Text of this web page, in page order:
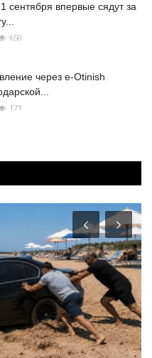
сентября впервые сядут за
650
через e-Otinish
171